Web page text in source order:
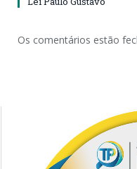
Os comentários estão